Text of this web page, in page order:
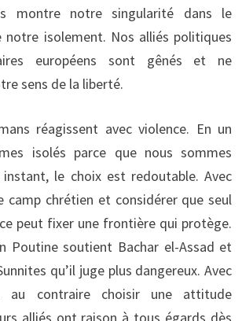
montre notre singularité dans le
isolement. Nos alliés politiques
européens sont gênés et ne
sens de la liberté.
réagissent avec violence. En un
isolés parce que nous sommes
le choix est redoutable. Avec
camp chrétien et considérer que seul
peut fixer une frontière qui protège.
Poutine soutient Bachar el-Assad et
qu’il juge plus dangereux. Avec
au contraire choisir une attitude